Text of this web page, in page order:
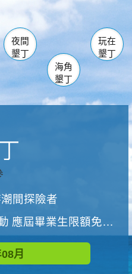
南仁湖
佳樂水
森林遊樂區
管處遊客中心
社頂公園 風吹沙
船帆石 龍磐公園
香蕉灣
砂島
鵝鑾鼻
夜間
墾丁
海角
墾丁
玩在
墾丁
間探險者
屆畢業生限額免費參加
月